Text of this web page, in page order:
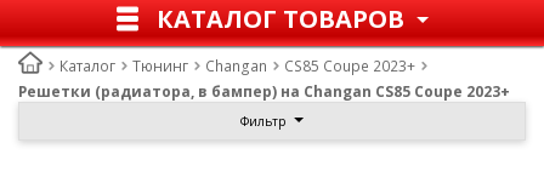
КАТАЛОГ ТОВАРОВ
Каталог Тюнинг Changan
CS85 Coupe 2023+
Решетки (радиатора, в бампер) на Changan CS85 Coupe 2023+
Фильтр